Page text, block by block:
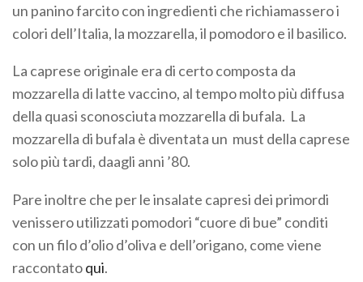
un panino farcito con ingredienti che richiamassero i
colori dell’Italia, la mozzarella, il pomodoro e il basilico.
La caprese originale era di certo composta da
mozzarella di latte vaccino, al tempo molto più diffusa
della quasi sconosciuta mozzarella di bufala. La
mozzarella di bufala è diventata un must della caprese
solo più tardi, daagli anni ’80.
Pare inoltre che per le insalate capresi dei primordi
venissero utilizzati pomodori “cuore di bue” conditi
con un filo d’olio d’oliva e dell’origano, come viene
raccontatoqui.